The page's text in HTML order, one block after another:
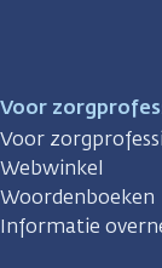
Voor
Voor
Webwinkel
Woordenboeken
Informatie